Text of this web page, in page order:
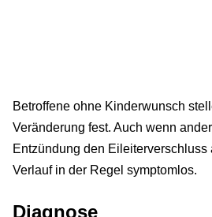
Betroffene ohne Kinderwunsch
Veränderung fest. Auch wenn
Entzündung den Eileiterverschluss
Verlauf in der Regel symptomlos.
Diagnose